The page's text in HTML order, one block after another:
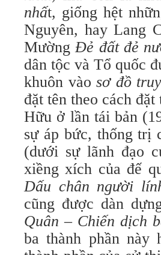
nhất, giống hệt
Nguyên, hay Lang
MườngĐẻ đất đẻ
dân tộc và Tổ quốc
khuôn vàosơ đồ
đặt tên theo cách
Hữu ở lần tái bản
sự áp bức, thống trị
(dưới sự lãnh đạo
xiềng xích của đế
Dấu chân người
cũng được dàn
Quân – Chiến dịch
ba thành phần này